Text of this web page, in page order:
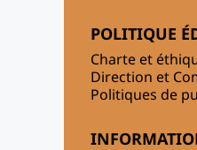
POLITIQUE
Charte et
Direction et
Politiques de